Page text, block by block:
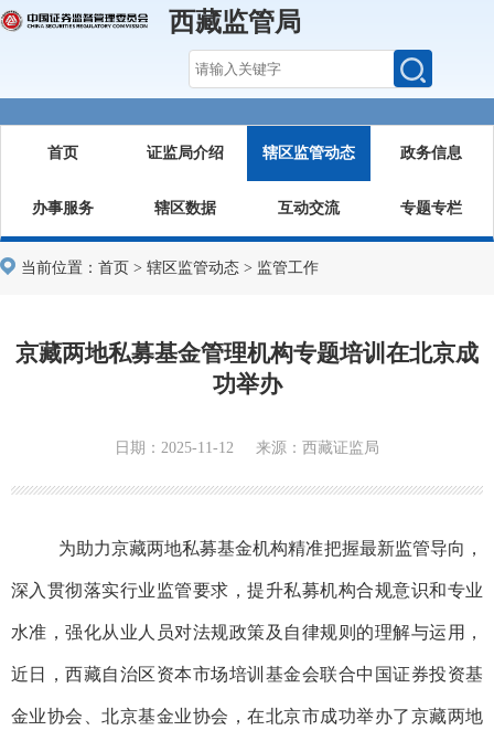
西藏监管局
首页 证监局介绍 辖区监管动态 政务信息
办事服务 辖区数据 互动交流 专题专栏
当前位置： 首页 > 辖区监管动态 > 监管工作
京藏两地私募基金管理机构专题培训在北京成
功举办
日期：2025-11-12 来源：西藏证监局
为助力京藏两地私募基金机构精准把握最新监管导向，
深入贯彻落实行业监管要求，提升私募机构合规意识和专业
水准，强化从业人员对法规政策及自律规则的理解与运用 ，
近日，西藏自治区资本市场培训基金会联合中国证券投资基
金业协会、北京基金业协会 ，在北京市成功举办了京藏两地